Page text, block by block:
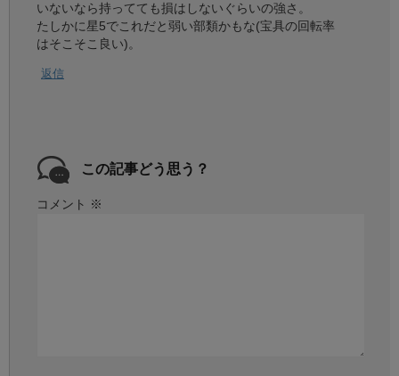
いないなら持ってても損はしないぐらいの強さ。
たしかに星5でこれだと弱い部類かもな(宝具の回転率
はそこそこ良い)。
返信
この記事どう思う？
コメント ※